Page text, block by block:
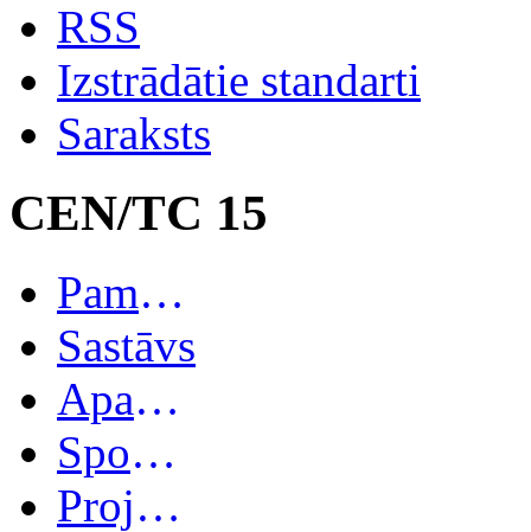
RSS
Izstrādātie standarti
Saraksts
CEN/TC 15
Pamatinformācija
Sastāvs
Apakškomitejas
Spoguļkomitejas
Projekti